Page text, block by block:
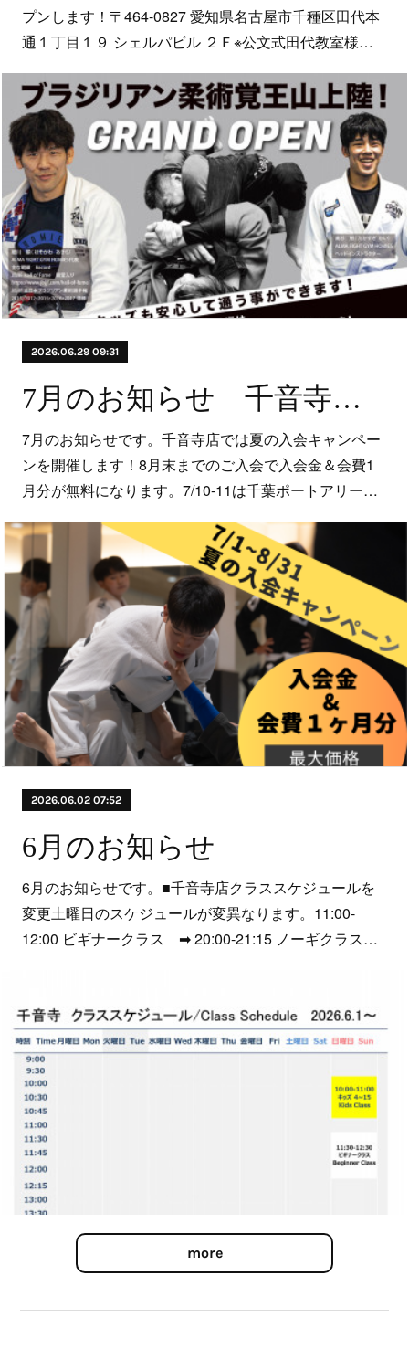
プンします！〒464-0827 愛知県名古屋市千種区田代本
通１丁目１９ シェルパビル ２Ｆ※公文式田代教室様…
2026.06.29 09:31
7月のお知らせ 千音寺店 夏のキャンペーン
7月のお知らせです。千音寺店では夏の入会キャンペー
ンを開催します！8月末までのご入会で入会金＆会費1
月分が無料になります。7/10-11は千葉ポートアリー…
2026.06.02 07:52
6月のお知らせ
6月のお知らせです。■千音寺店クラススケジュールを
変更土曜日のスケジュールが変異なります。11:00-
12:00 ビギナークラス ➡ 20:00-21:15 ノーギクラス…
more